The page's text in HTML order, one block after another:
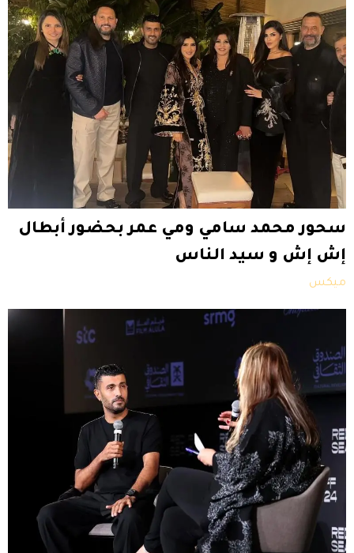
سحور محمد سامي ومي عمر بحضور أبطال
إش إش و سيد الناس
ميكس